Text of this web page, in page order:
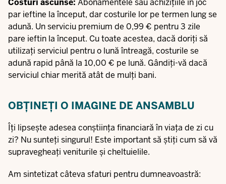
Costuri ascunse: Abonamentele sau achizițiile în joc
par ieftine la început, dar costurile lor pe termen lung se
adună. Un serviciu premium de 0,99 € pentru 3 zile
pare ieftin la început. Cu toate acestea, dacă doriți să
utilizați serviciul pentru o lună întreagă, costurile se
adună rapid până la 10,00 € pe lună. Gândiți-vă dacă
serviciul chiar merită atât de mulți bani.
OBȚINEȚI O IMAGINE DE ANSAMBLU
Îți lipsește adesea conștiința financiară în viața de zi cu
zi? Nu sunteți singurul! Este important să știți cum să vă
supravegheați veniturile și cheltuielile.
Am sintetizat câteva sfaturi pentru dumneavoastră: